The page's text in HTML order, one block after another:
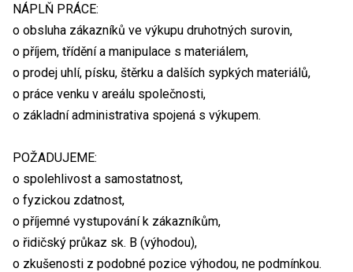
NÁPLŇ PRÁCE:
o obsluha zákazníků ve výkupu druhotných surovin,
o příjem, třídění a manipulace s materiálem,
o prodej uhlí, písku, štěrku a dalších sypkých materiálů,
o práce venku v areálu společnosti,
o základní administrativa spojená s výkupem.
POŽADUJEME:
o spolehlivost a samostatnost,
o fyzickou zdatnost,
o příjemné vystupování k zákazníkům,
o řidičský průkaz sk. B (výhodou),
o zkušenosti z podobné pozice výhodou, ne podmínkou.